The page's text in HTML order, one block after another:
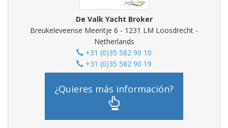
De Valk Yacht Broker
Breukeleveense Meentje 6 - 1231 LM Loosdrecht -
Netherlands
+31 (0)35 582 90 10
+31 (0)35 582 90 19
¿Quieres más información?